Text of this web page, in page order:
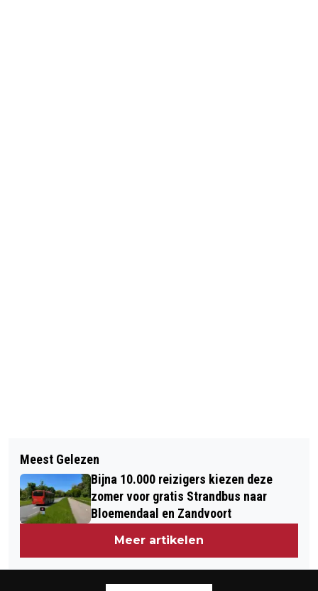
UITSLAG
GEMEENTERAADSVERKIEZINGEN
GEMEENTE ZANDVOORT: OUDEREN
PARTIJ ZANDVOORT DE GROOTSTE
ULTIEME LENTE-ERVARING IN NOORD-
HOLLAND: BLOESEMPARK TREKT
WEER DUIZENDEN BEZOEKERS NAAR
HET AMSTERDAMSE BOS
Meest Gelezen
Bijna 10.000 reizigers kiezen deze
zomer voor gratis Strandbus naar
Bloemendaal en Zandvoort
Meer artikelen